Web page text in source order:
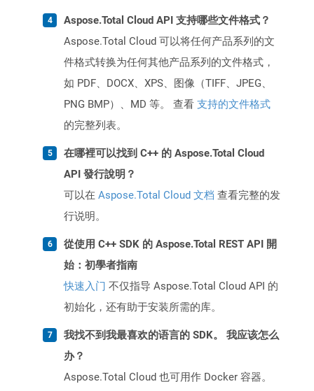
Aspose.Total Cloud API 支持哪些文件格式？
Aspose.Total Cloud 可以将任何产品系列的文
件格式转换为任何其他产品系列的文件格式，
如 PDF、DOCX、XPS、图像（TIFF、JPEG、
PNG BMP）、MD 等。 查看 支持的文件格式
的完整列表。
在哪裡可以找到 C++ 的 Aspose.Total Cloud
API 發行說明？
可以在 Aspose.Total Cloud 文档 查看完整的发
行说明。
從使用 C++ SDK 的 Aspose.Total REST API 開
始：初學者指南
快速入门 不仅指导 Aspose.Total Cloud API 的
初始化，还有助于安装所需的库。
我找不到我最喜欢的语言的 SDK。 我应该怎么
办？
Aspose.Total Cloud 也可用作 Docker 容器。